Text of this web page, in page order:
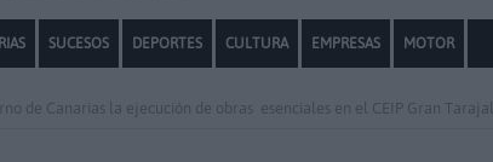
SUCESOS DEPORTES CULTURA EMPRESAS MOTOR
de Canarias la ejecución de obras esenciales en el CEIP Gran Tarajal